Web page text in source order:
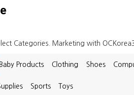
Categories. Marketing with
Baby Products Clothing Shoes
Sports Toys